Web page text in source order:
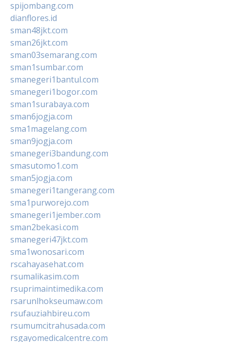
spijombang.com
dianflores.id
sman48jkt.com
sman26jkt.com
sman03semarang.com
sman1sumbar.com
smanegeri1bantul.com
smanegeri1bogor.com
sman1surabaya.com
sman6jogja.com
sma1magelang.com
sman9jogja.com
smanegeri3bandung.com
smasutomo1.com
sman5jogja.com
smanegeri1tangerang.com
sma1purworejo.com
smanegeri1jember.com
sman2bekasi.com
smanegeri47jkt.com
sma1wonosari.com
rscahayasehat.com
rsumalikasim.com
rsuprimaintimedika.com
rsarunlhokseumaw.com
rsufauziahbireu.com
rsumumcitrahusada.com
rsgayomedicalcentre.com